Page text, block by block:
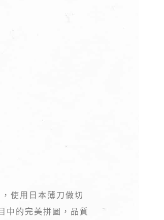
使用日本薄刀做切
中的完美拼圖，品質